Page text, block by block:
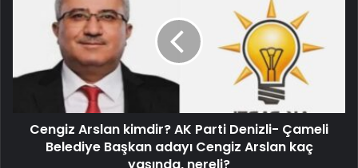
Cengiz Arslan kimdir? AK Parti Denizli- Çameli
Belediye Başkan adayı Cengiz Arslan kaç